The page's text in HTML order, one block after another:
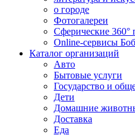
о городе
Фотогалереи
Сферические 360°
Online-сервисы
Каталог организаций
Авто
Бытовые услуги
Государство и
Дети
Домашние
Доставка
Еда